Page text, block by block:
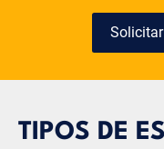
TIPOS DE